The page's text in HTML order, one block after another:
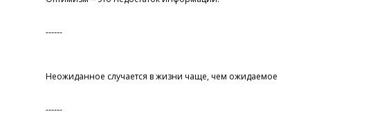
------
Неожиданное случается в жизни чаще, чем ожидаемое
------